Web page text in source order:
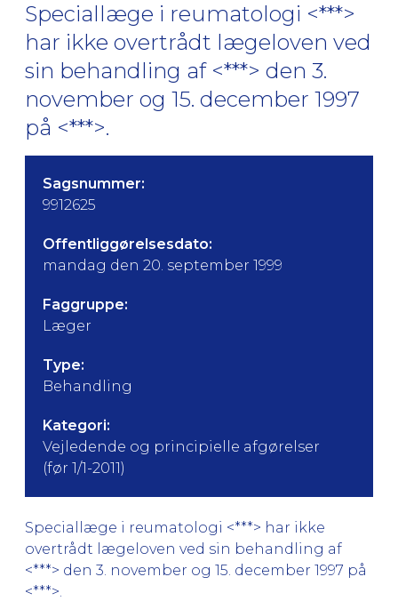
Speciallæge i reumatologi <***>
har ikke overtrådt lægeloven ved
sin behandling af <***> den 3.
november og 15. december 1997
på <***>.
Sagsnummer:
9912625
Offentliggørelsesdato:
mandag den 20. september 1999
Faggruppe:
Læger
Type:
Behandling
Kategori:
Vejledende og principielle afgørelser
(før 1/1-2011)
Speciallæge i reumatologi <***> har ikke
overtrådt lægeloven ved sin behandling af
<***> den 3. november og 15. december 1997 på
<***>.